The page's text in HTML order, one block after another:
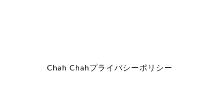
Chah Chahプライバシーポリシー